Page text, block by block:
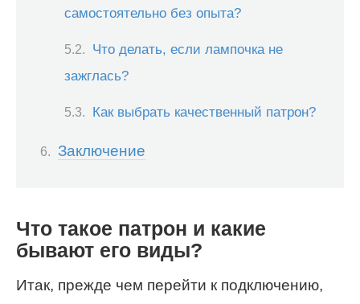
самостоятельно без опыта?
Что делать, если лампочка не
зажглась?
Как выбрать качественный патрон?
Заключение
Что такое патрон и какие
бывают его виды?
Итак, прежде чем перейти к подключению,